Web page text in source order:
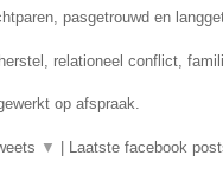
pasgetrouwd en
relationeel conflict,
op afspraak.
▼ Laatste facebook